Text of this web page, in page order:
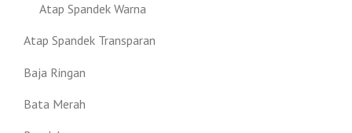
Atap Spandek Warna
Atap Spandek Transparan
Baja Ringan
Bata Merah